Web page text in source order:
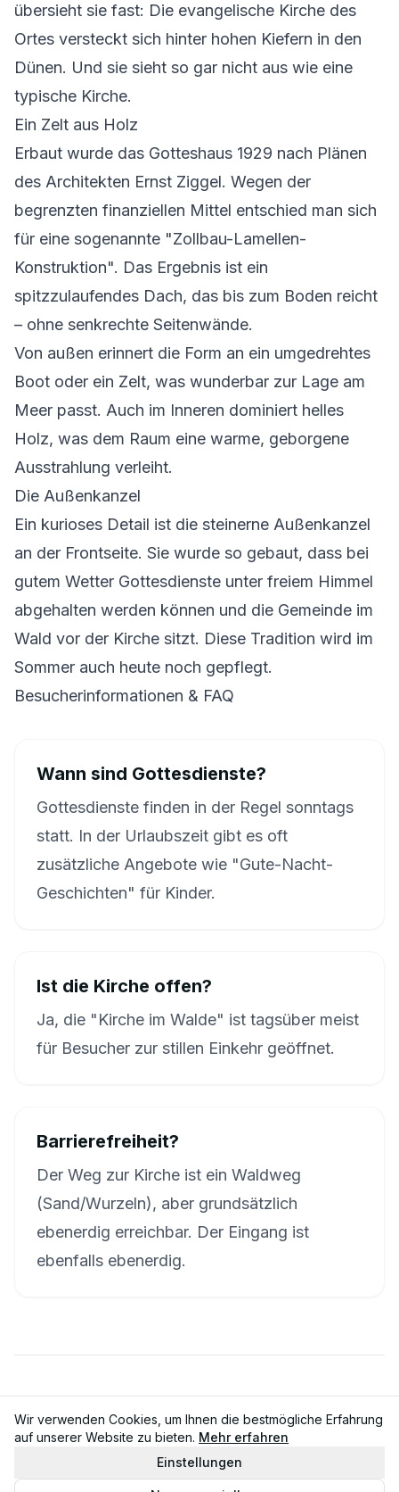
übersieht sie fast: Die evangelische Kirche des
Ortes versteckt sich hinter hohen Kiefern in den
Dünen. Und sie sieht so gar nicht aus wie eine
typische Kirche.
Ein Zelt aus Holz
Erbaut wurde das Gotteshaus 1929 nach Plänen
des Architekten Ernst Ziggel. Wegen der
begrenzten finanziellen Mittel entschied man sich
für eine sogenannte "Zollbau-Lamellen-
Konstruktion". Das Ergebnis ist ein
spitzzulaufendes Dach, das bis zum Boden reicht
– ohne senkrechte Seitenwände.
Von außen erinnert die Form an ein umgedrehtes
Boot oder ein Zelt, was wunderbar zur Lage am
Meer passt. Auch im Inneren dominiert helles
Holz, was dem Raum eine warme, geborgene
Ausstrahlung verleiht.
Die Außenkanzel
Ein kurioses Detail ist die steinerne Außenkanzel
an der Frontseite. Sie wurde so gebaut, dass bei
gutem Wetter Gottesdienste unter freiem Himmel
abgehalten werden können und die Gemeinde im
Wald vor der Kirche sitzt. Diese Tradition wird im
Sommer auch heute noch gepflegt.
Besucherinformationen & FAQ
Wann sind Gottesdienste?
Gottesdienste finden in der Regel sonntags
statt. In der Urlaubszeit gibt es oft
zusätzliche Angebote wie "Gute-Nacht-
Geschichten" für Kinder.
Ist die Kirche offen?
Ja, die "Kirche im Walde" ist tagsüber meist
für Besucher zur stillen Einkehr geöffnet.
Barrierefreiheit?
Der Weg zur Kirche ist ein Waldweg
(Sand/Wurzeln), aber grundsätzlich
ebenerdig erreichbar. Der Eingang ist
ebenfalls ebenerdig.
Zurück zur Übersicht
Wir verwenden Cookies, um Ihnen die bestmögliche Erfahrung
auf unserer Website zu bieten. Mehr erfahren
Einstellungen